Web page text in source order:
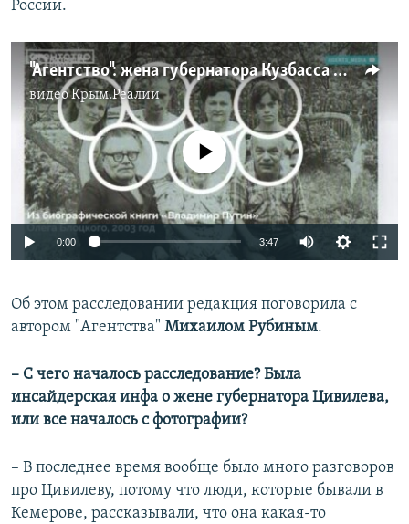
России.
"Агентство": жена губернатора Кузбасса Цивилева – тайная племянница Путина
видеоКрым.Реалии
Auto 240p 360p 480p
720p 1080p
No media source currently available
0:00 3:47
360p
480p
1080p
Об этом расследовании редакция поговорила с
автором "Агентства" Михаилом Рубиным.
– С чего началось расследование? Была
инсайдерская инфа о жене губернатора Цивилева,
или все началось с фотографии?
– В последнее время вообще было много разговоров
про Цивилеву, потому что люди, которые бывали в
Кемерове, рассказывали, что она какая-то